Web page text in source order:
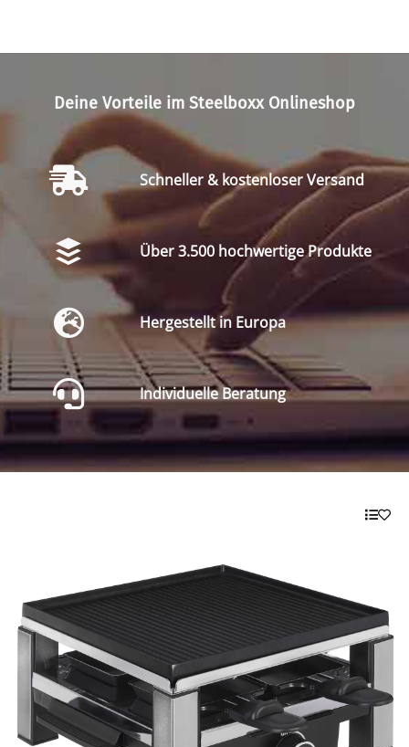
Deine Vorteile im Steelboxx Onlineshop
Schneller & kostenloser Versand
Über 3.500 hochwertige Produkte
Hergestellt in Europa
Individuelle Beratung